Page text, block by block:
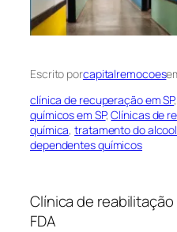
Escrito porcapitalremocoes
clínica de recuperação em SP
químicos em SP, Clínicas de
química, tratamento do
dependentes químicos
Clínica de reabilitação
FDA